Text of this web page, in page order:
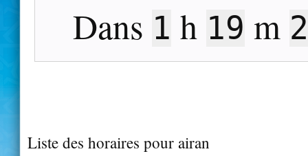
Dans 1 h 19 m
Liste des horaires pour airan